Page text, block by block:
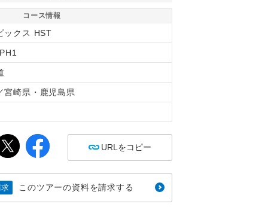
コース情報
ックス HST
宮崎県・鹿児島県
URLをコピー
このツアーの資料を請求する